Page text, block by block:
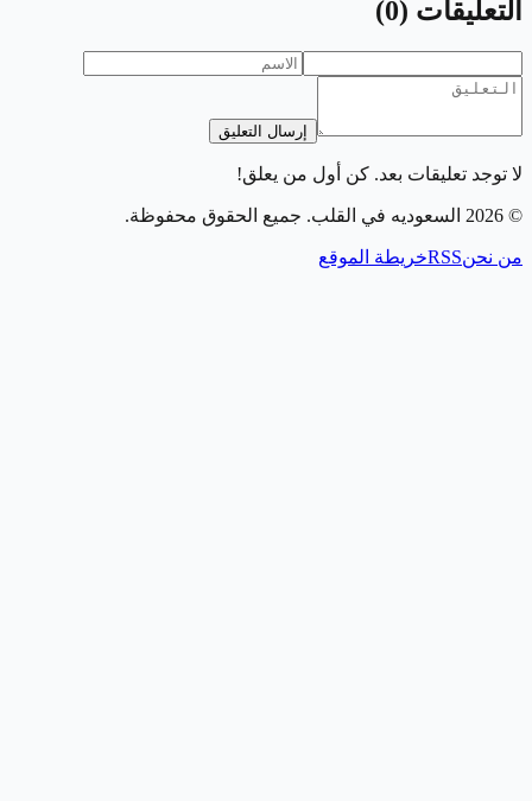
التعليقات (
0
)
إرسال التعليق
لا توجد تعليقات بعد. كن أول من يعلق!
©
2026 السعوديه في القلب. جميع الحقوق محفوظة.
من نحنRSSخريطة الموقع